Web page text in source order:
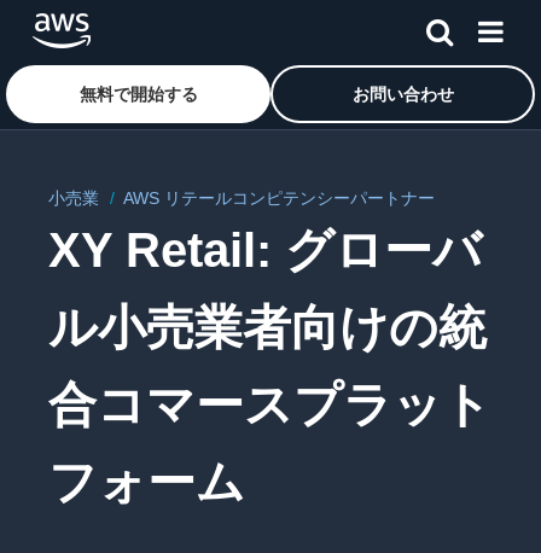
無料で開始する お問い合わせ
小売業 AWS リテールコンピテンシーパートナー
XY Retail: グローバ
ル小売業者向けの統
合コマースプラット
フォーム